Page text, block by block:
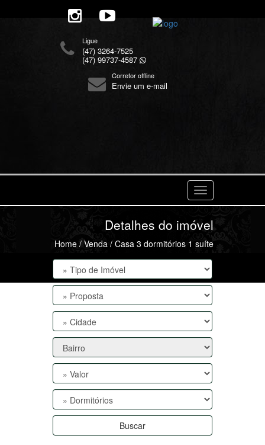
Ligue
(47) 3264-7525
(47) 99737-4587
Corretor offline
Envie um e-mail
Navegaçåo
Detalhes do imóvel
Home / Venda / Casa 3 dormitórios 1 suíte
Buscar